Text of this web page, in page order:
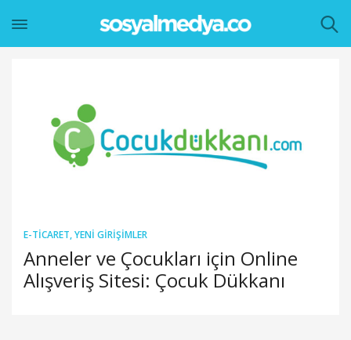
E-TICARET,YENI GIRIŞIMLER
Anneler ve Çocukları için Online
Alışveriş Sitesi: Çocuk Dükkanı